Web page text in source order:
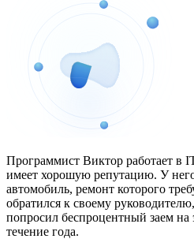
Программист Виктор работает в
имеет хорошую репутацию. У
автомобиль, ремонт которого
обратился к своему
попросил беспроцентный заем
течение года.